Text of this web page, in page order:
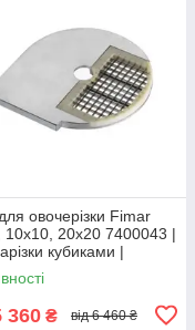
овочерізки Fimar
10x10, 20x20 7400043 |
кубиками |
сталь
360 ₴ від 6 460 ₴